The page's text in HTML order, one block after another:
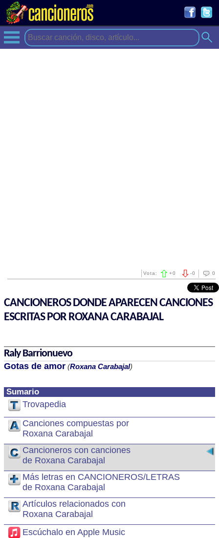
0
-0
Vota: +0
CANCIONEROS DONDE APARECEN CANCIONES
ESCRITAS POR ROXANA CARABAJAL
Sumario
Trovapedia
Canciones compuestas por
Roxana Carabajal
Cancioneros con canciones
de Roxana Carabajal
Más letras en CANCIONEROS/LETRAS
de Roxana Carabajal
Artículos relacionados con
Roxana Carabajal
Escúchalo en Apple Music
Raly Barrionuevo
Gotas de amor (Roxana Carabajal)